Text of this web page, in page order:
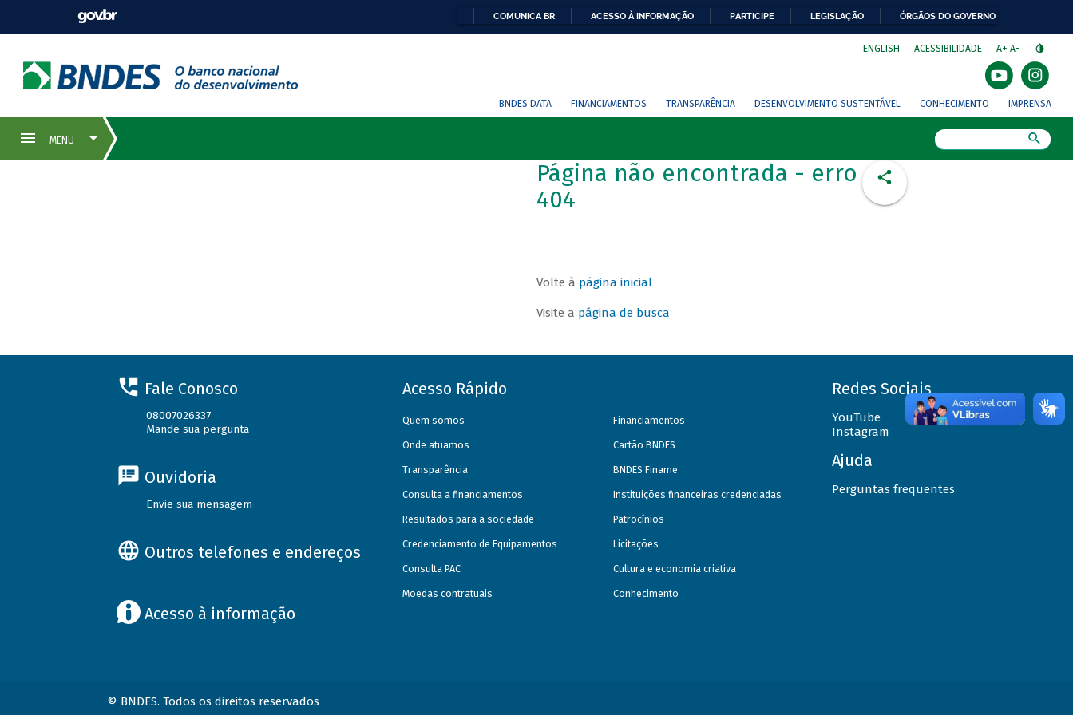
COMUNICA BR ACESSO À INFORMAÇÃO PARTICIPE LEGISLAÇÃO ÓRGÃOS DO GOVERNO
ENGLISH ACESSIBILIDADE A+ A-
BNDES DATA FINANCIAMENTOS TRANSPARÊNCIA DESENVOLVIMENTO SUSTENTÁVEL CONHECIMENTO IMPRENSA
Página não encontrada - erro
404
Volte à página inicial
Visite a página de busca
Fale Conosco
08007026337
Mande sua pergunta
Ouvidoria
Envie sua mensagem
Outros telefones e endereços
Acesso à informação
Acesso Rápido
Quem somos
Onde atuamos
Transparência
Consulta a financiamentos
Resultados para a sociedade
Credenciamento de Equipamentos
Consulta PAC
Moedas contratuais
Financiamentos
Cartão BNDES
BNDES Finame
Instituições financeiras credenciadas
Patrocínios
Licitações
Cultura e economia criativa
Conhecimento
Redes Sociais
YouTube
Instagram
Ajuda
Perguntas frequentes
© BNDES. Todos os direitos reservados